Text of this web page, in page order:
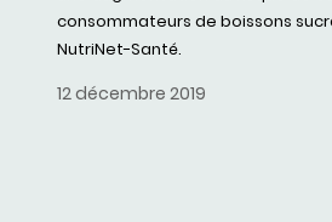
consommateurs de boissons
NutriNet-Santé.
12 décembre 2019